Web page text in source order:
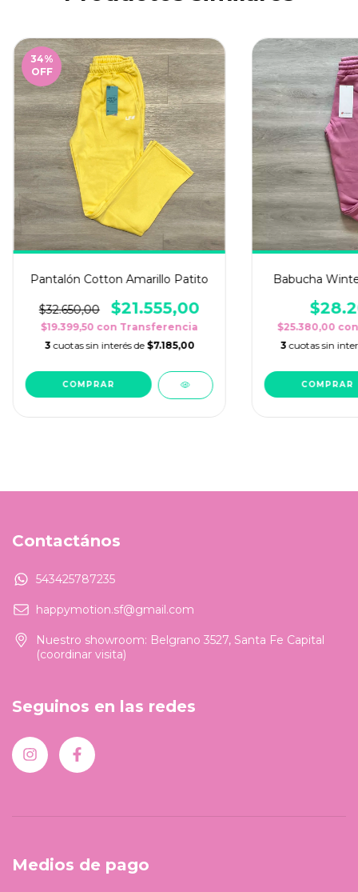
34%
OFF
Pantalón Cotton Amarillo Patito
$32.650,00 $21.555,00
$19.399,50 con Transferencia
3 cuotas sin interés de $7.185,00
COMPRAR
Babucha
$25.380,00 con
3 cuotas sin
COMPRAR
Contactános
543425787235
happymotion.sf@gmail.com
Nuestro showroom: Belgrano 3527, Santa Fe Capital
(coordinar visita)
Seguinos en las redes
Medios de pago